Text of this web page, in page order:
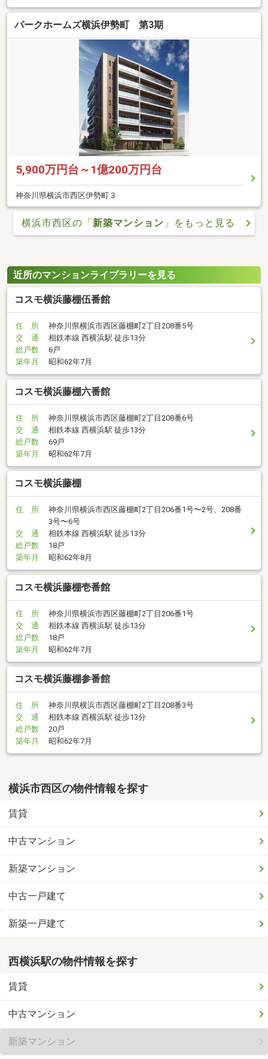
パークホームズ横浜伊勢町 第3期
5,900万円台～1億200万円台
神奈川県横浜市西区伊勢町３
横浜市西区の「 新築マンション 」をもっと見る
近所のマンションライブラリーを見る
コスモ横浜藤棚伍番館
住 所
神奈川県横浜市西区藤棚町2丁目208番5号
交 通
相鉄本線 西横浜駅 徒歩13分
総戸数
6戸
築年月
昭和62年7月
コスモ横浜藤棚六番館
住 所
神奈川県横浜市西区藤棚町2丁目208番6号
交 通
相鉄本線 西横浜駅 徒歩13分
総戸数
69戸
築年月
昭和62年7月
コスモ横浜藤棚
住 所
神奈川県横浜市西区藤棚町2丁目206番1号〜2号、208番
3号〜6号
交 通
相鉄本線 西横浜駅 徒歩13分
総戸数
18戸
築年月
昭和62年8月
コスモ横浜藤棚壱番館
住 所
神奈川県横浜市西区藤棚町2丁目206番1号
交 通
相鉄本線 西横浜駅 徒歩13分
総戸数
18戸
築年月
昭和62年7月
コスモ横浜藤棚参番館
住 所
神奈川県横浜市西区藤棚町2丁目208番3号
交 通
相鉄本線 西横浜駅 徒歩13分
総戸数
20戸
築年月
昭和62年7月
横浜市西区の物件情報を探す
賃貸
中古マンション
新築マンション
中古一戸建て
新築一戸建て
西横浜駅の物件情報を探す
賃貸
中古マンション
新築マンション